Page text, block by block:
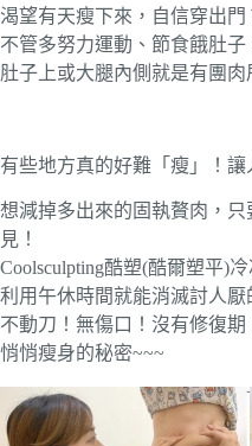
渴望有天瘦下來，自信穿出門
不管多努力運動、節食餓肚子
肚子上或大腿內側就是有團肉
有些地方真的好難「瘦」！讓
想減掉多出來的固執贅肉，
見！
Coolsculpting酷塑(酷爾塑平)
利用午休時間就能消滅討人厭
不動刀！無傷口！沒有修復期
悄悄瘦身的秘密~~~